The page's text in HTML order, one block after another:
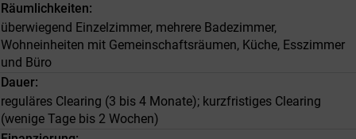
Räumlichkeiten
überwiegend Einzelzimmer, mehrere Badezimmer,
Wohneinheiten mit Gemeinschaftsräumen, Küche, Esszimmer
und Büro
Dauer
reguläres Clearing (3 bis 4 Monate); kurzfristiges Clearing
(wenige Tage bis 2 Wochen)